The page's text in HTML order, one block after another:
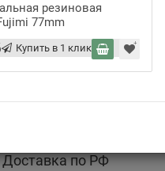
Самовывоз
Доставка по РФ
резиновая
77mm
Купить в 1 клик